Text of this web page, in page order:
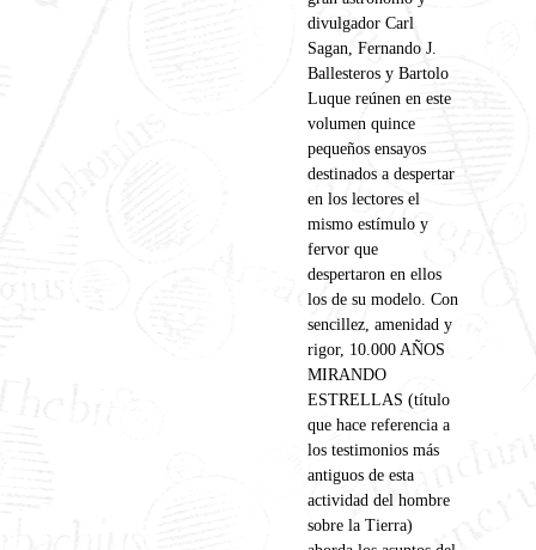
divulgador Carl
Sagan, Fernando J.
Ballesteros y Bartolo
Luque reúnen en este
volumen quince
pequeños ensayos
destinados a despertar
en los lectores el
mismo estímulo y
fervor que
despertaron en ellos
los de su modelo. Con
sencillez, amenidad y
rigor, 10.000 AÑOS
MIRANDO
ESTRELLAS (título
que hace referencia a
los testimonios más
antiguos de esta
actividad del hombre
sobre la Tierra)